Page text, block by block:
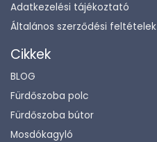
Adatkezelési tájékoztató
Általános szerződési feltételek
Cikkek
BLOG
Fürdőszoba polc
Fürdőszoba bútor
Mosdókagyló